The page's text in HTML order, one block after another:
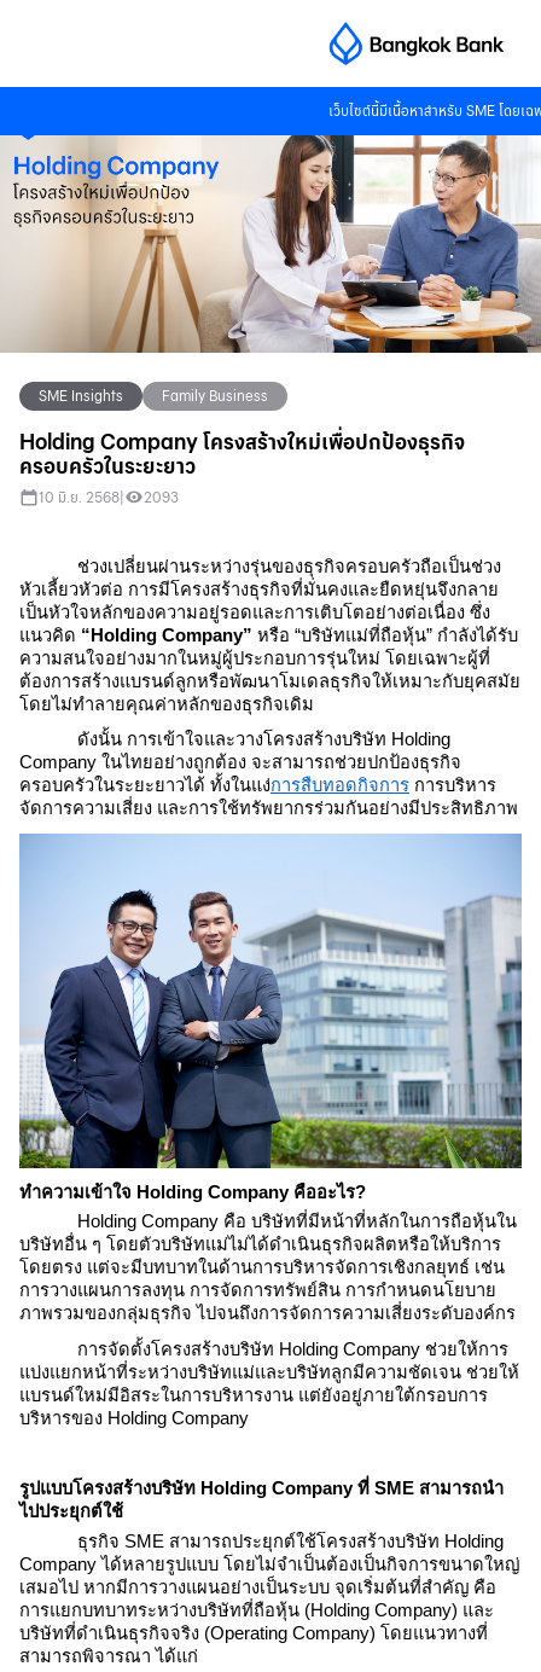
เว็บไซต์นี้มีเนื้อหาสำหรับ SME โดยเ
SME Insights Family Business
Holding Company โครงสร้างใหม่เพื่อปกป้องธุรกิจ
ครอบครัวในระยะยาว
10 มิ.ย. 2568 2093
ช่วงเปลี่ยนผ่านระหว่างรุ่นของธุรกิจครอบครัวถือเป็นช่วง
หัวเลี้ยวหัวต่อ การมีโครงสร้างธุรกิจที่มั่นคงและยืดหยุ่นจึงกลาย
เป็นหัวใจหลักของความอยู่รอดและการเติบโตอย่างต่อเนื่อง ซึ่ง
แนวคิด “ Holding Company” หรือ “บริษัทแม่ที่ถือหุ้น” กำลังได้รับ
ความสนใจอย่างมากในหมู่ผู้ประกอบการรุ่นใหม่ โดยเฉพาะผู้ที่
ต้องการสร้างแบรนด์ลูกหรือพัฒนาโมเดลธุรกิจให้เหมาะกับยุคสมัย
โดยไม่ทำลายคุณค่าหลักของธุรกิจเดิม
ดังนั้น การเข้าใจและวางโครงสร้างบริษัท Holding
Company ในไทยอย่างถูกต้อง จะสามารถช่วยปกป้องธุรกิจ
ครอบครัวในระยะยาวได้ ทั้งในแง่การสืบทอดกิจการ การบริหาร
จัดการความเสี่ยง และการใช้ทรัพยากรร่วมกันอย่างมีประสิทธิภาพ
ทำความเข้าใจ Holding Company คืออะไร?
Holding Company คือ บริษัทที่มีหน้าที่หลักในการถือหุ้นใน
บริษัทอื่น ๆ โดยตัวบริษัทแม่ไม่ได้ดำเนินธุรกิจผลิตหรือให้บริการ
โดยตรง แต่จะมีบทบาทในด้านการบริหารจัดการเชิงกลยุทธ์ เช่น
การวางแผนการลงทุน การจัดการทรัพย์สิน การกำหนดนโยบาย
ภาพรวมของกลุ่มธุรกิจ ไปจนถึงการจัดการความเสี่ยงระดับองค์กร
การจัดตั้งโครงสร้างบริษัท Holding Company ช่วยให้การ
แบ่งแยกหน้าที่ระหว่างบริษัทแม่และบริษัทลูกมีความชัดเจน ช่วยให้
แบรนด์ใหม่มีอิสระในการบริหารงาน แต่ยังอยู่ภายใต้กรอบการ
บริหารของ Holding Company
รูปแบบโครงสร้างบริษัท Holding Companyที่ SME สามารถนำ
ไปประยุกต์ใช้
ธุรกิจ SME สามารถประยุกต์ใช้โครงสร้างบริษัท Holding
Companyได้หลายรูปแบบ โดยไม่จำเป็นต้องเป็นกิจการขนาดใหญ่
เสมอไป หากมีการวางแผนอย่างเป็นระบบ จุดเริ่มต้นที่สำคัญ คือ
การแยกบทบาทระหว่างบริษัทที่ถือหุ้น (Holding Company) และ
บริษัทที่ดำเนินธุรกิจจริง (Operating Company) โดยแนวทางที่
สามารถพิจารณา ได้แก่